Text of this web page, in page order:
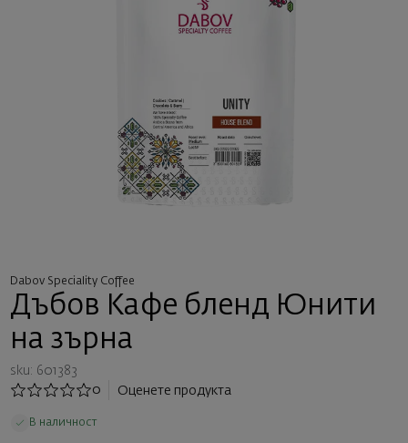
Dabov Speciality Coffee
Дъбов Кафе бленд Юнити
на зърна
sku: 601383
0
Оценете продукта
В наличност